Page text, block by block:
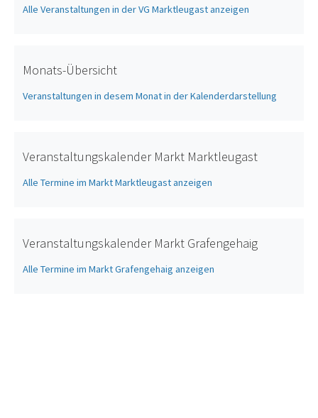
Alle Veranstaltungen in der VG Marktleugast anzeigen
Monats-Übersicht
Veranstaltungen in desem Monat in der Kalenderdarstellung
Veranstaltungskalender Markt Marktleugast
Alle Termine im Markt Marktleugast anzeigen
Veranstaltungskalender Markt Grafengehaig
Alle Termine im Markt Grafengehaig anzeigen